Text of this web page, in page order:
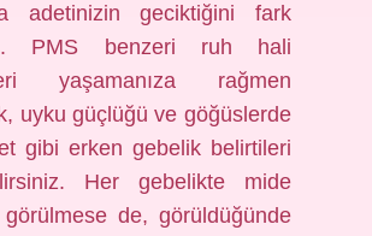
adetinizin geciktiğini fark
PMS benzeri ruh hali
yaşamanıza rağmen
uyku güçlüğü ve göğüslerde
gibi erken gebelik belirtileri
Her gebelikte mide
görülmese de, görüldüğünde